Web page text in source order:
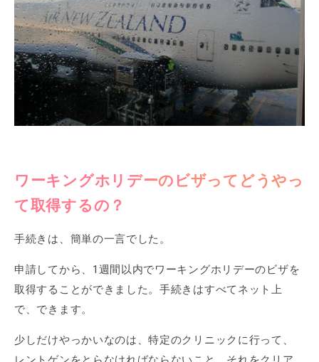
ワーキングホリデーのビザってどうやっ
て取得するの？
手続きは、簡単の一言でした。
申請してから、1週間以内でワーキングホリデーのビザを
取得することができました。手続きはすべてネット上
で、できます。
少しだけやっかいなのは、特定のクリニックに行って、